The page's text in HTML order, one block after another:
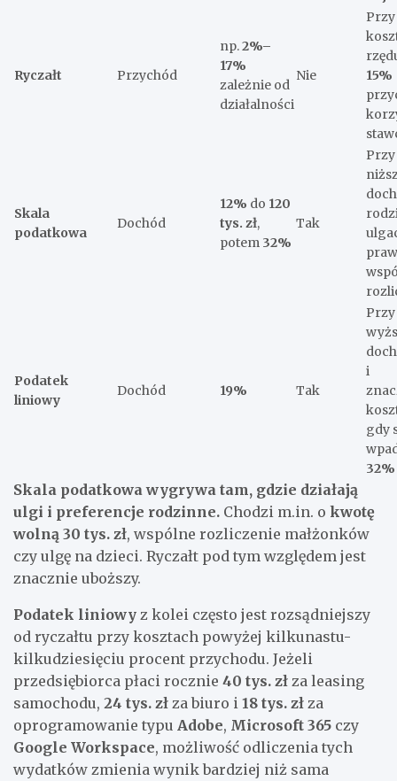
Ryczałt Przychód
np.2%–
17%
zależnie od
działalności
Nie
Przy
15%
Skala
podatkowa
Dochód
12% do 120
tys. zł,
potem 32%
Tak
Przy
Podatek
liniowy
Dochód 19% Tak
Przy
i
gdy
32%
Skala podatkowa wygrywa tam, gdzie działają
ulgi i preferencje rodzinne. Chodzi m.in. o kwotę
wolną 30 tys. zł, wspólne rozliczenie małżonków
czy ulgę na dzieci. Ryczałt pod tym względem jest
znacznie uboższy.
Podatek liniowy z kolei często jest rozsądniejszy
od ryczałtu przy kosztach powyżej kilkunastu-
kilkudziesięciu procent przychodu. Jeżeli
przedsiębiorca płaci rocznie 40 tys. zł za leasing
samochodu, 24 tys. zł za biuro i 18 tys. zł za
oprogramowanie typu Adobe, Microsoft 365 czy
Google Workspace, możliwość odliczenia tych
wydatków zmienia wynik bardziej niż sama